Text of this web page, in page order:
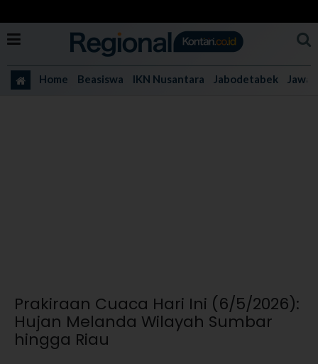
Home Beasiswa IKN Nusantara Jabodetabek Jawa
Prakiraan Cuaca Hari Ini (6/5/2026):
Hujan Melanda Wilayah Sumbar
hingga Riau